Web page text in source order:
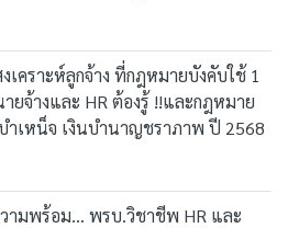
เคราะห์ลูกจ้าง ที่กฎหมายบังคับใช้ 1
ยจ้างและ HR ต้องรู้ !!และกฎหมาย
ำเหน็จ เงินบำนาญชราภาพ ปี 2568
ามพร้อม... พรบ.วิชาชีพ HR และ